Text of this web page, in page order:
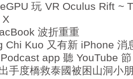
玩 VR Oculus Rift ~
X
波折重重
Chi Kuo 又有新 iPhone 消
app 聽 YouTube
手度橋救泰國被困山洞小